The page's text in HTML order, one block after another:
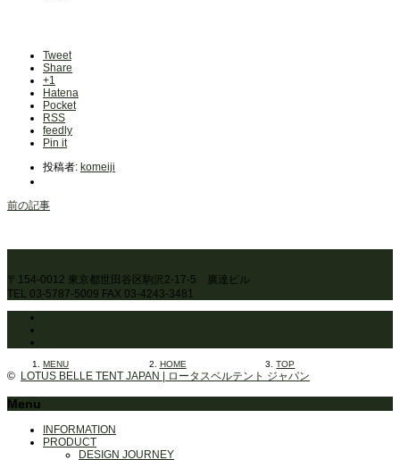
Tweet
Share
+1
Hatena
Pocket
RSS
feedly
Pin it
投稿者: komeiji
前の記事
〒154-0012 東京都世田谷区駒沢2-17-5 廣達ビル
TEL 03-5787-5009 FAX 03-4243-3481
MENU HOME TOP
© LOTUS BELLE TENT JAPAN | ロータスベルテント ジャパン
Menu
INFORMATION
PRODUCT
DESIGN JOURNEY